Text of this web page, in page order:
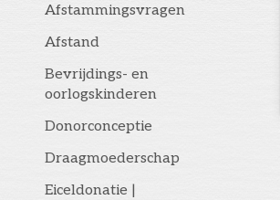
Afstammingsvragen
Afstand
Bevrijdings- en
oorlogskinderen
Donorconceptie
Draagmoederschap
Eiceldonatie |